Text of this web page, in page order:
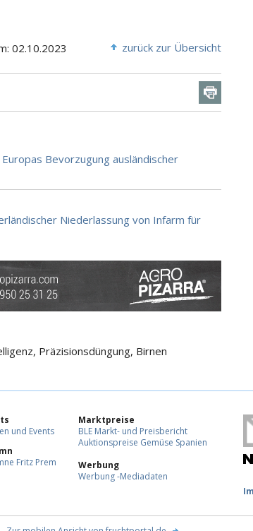
02.10.2023 zurück zur Übersicht
Europas Bevorzugung ausländischer
Niederlassung von Infarm für
Präzisionsdüngung, Birnen
und Events
Fritz Prem
Marktpreise
BLE Markt- und Preisbericht
Auktionspreise Gemüse Spanien
Werbung
Werbung -Mediadaten